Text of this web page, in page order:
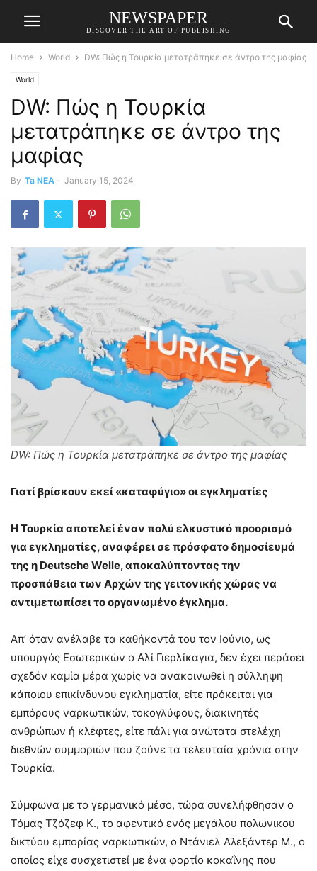
NEWSPAPER
DISCOVER THE ART OF PUBLISHING
Home World DW: Πώς η Τουρκία μετατράπηκε σε άντρο της μαφίας
World
DW: Πώς η Τουρκία
μετατράπηκε σε άντρο της
μαφίας
By Ta NEA - January 15, 2024
DW: Πώς η Τουρκία μετατράπηκε σε άντρο της μαφίας
Γιατί βρίσκουν εκεί «καταφύγιο» οι εγκληματίες
Η Τουρκία αποτελεί έναν πολύ ελκυστικό προορισμό
για εγκληματίες, αναφέρει σε πρόσφατο δημοσίευμά
της η Deutsche Welle, αποκαλύπτοντας την
προσπάθεια των Αρχών της γειτονικής χώρας να
αντιμετωπίσει το οργανωμένο έγκλημα.
Απ’ όταν ανέλαβε τα καθήκοντά του τον Ιούνιο, ως
υπουργός Εσωτερικών ο Αλί Γιερλίκαγια, δεν έχει περάσει
σχεδόν καμία μέρα χωρίς να ανακοινωθεί η σύλληψη
κάποιου επικίνδυνου εγκληματία, είτε πρόκειται για
εμπόρους ναρκωτικών, τοκογλύφους, διακινητές
ανθρώπων ή κλέφτες, είτε πάλι για ανώτατα στελέχη
διεθνών συμμοριών που ζούνε τα τελευταία χρόνια στην
Τουρκία.
Σύμφωνα με το γερμανικό μέσο, τώρα συνελήφθησαν ο
Τόμας Τζόζεφ Κ., το αφεντικό ενός μεγάλου πολωνικού
δικτύου εμπορίας ναρκωτικών, ο Ντάνιελ Αλεξάντερ Μ., ο
οποίος είχε συσχετιστεί με ένα φορτίο κοκαΐνης που